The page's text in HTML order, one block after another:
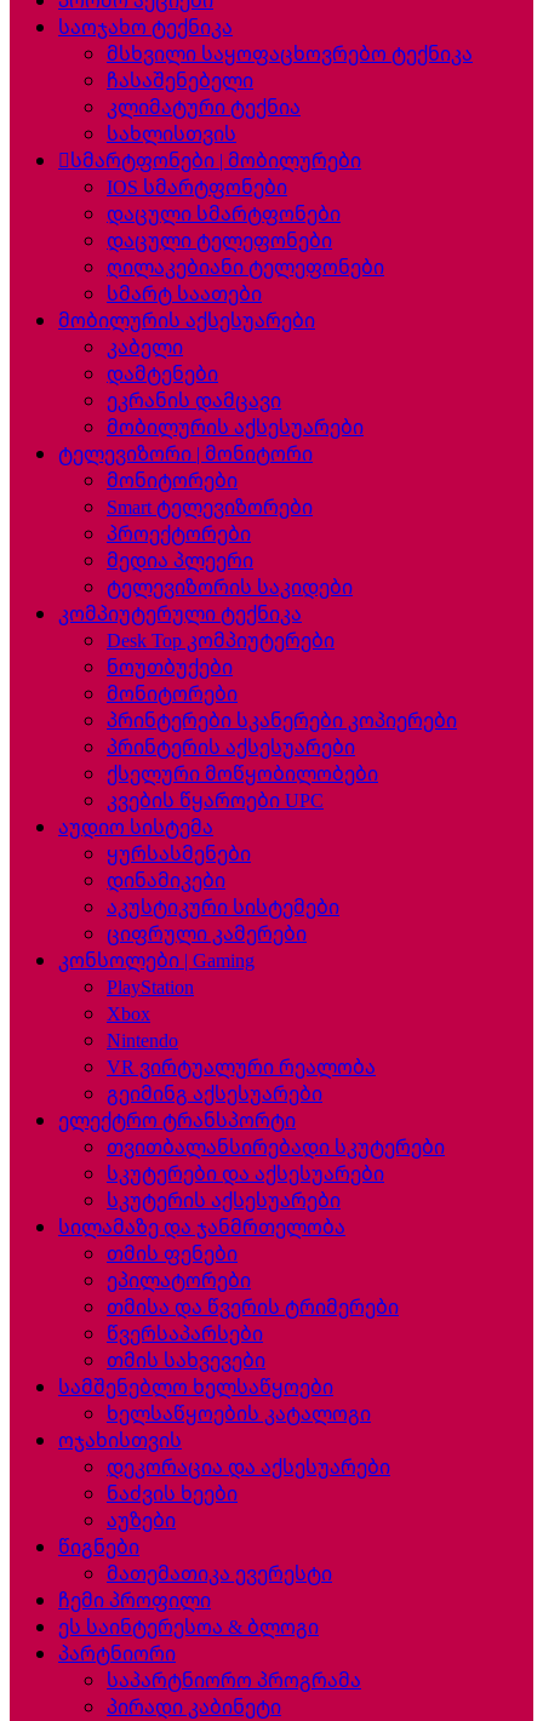
საოჯახო ტექნიკა
მსხვილი საყოფაცხოვრებო ტექნიკა
ჩასაშენებელი
კლიმატური ტექნია
სახლისთვის
სმარტფონები | მობილურები
IOS სმარტფონები
დაცული სმარტფონები
დაცული ტელეფონები
ღილაკებიანი ტელეფონები
სმარტ საათები
მობილურის აქსესუარები
კაბელი
დამტენები
ეკრანის დამცავი
მობილურის აქსესუარები
ტელევიზორი | მონიტორი
მონიტორები
Smart ტელევიზორები
პროექტორები
მედია პლეერი
ტელევიზორის საკიდები
კომპიუტერული ტექნიკა
Desk Top კომპიუტერები
ნოუთბუქები
მონიტორები
პრინტერები სკანერები კოპიერები
პრინტერის აქსესუარები
ქსელური მოწყობილობები
კვების წყაროები UPC
აუდიო სისტემა
ყურსასმენები
დინამიკები
აკუსტიკური სისტემები
ციფრული კამერები
კონსოლები | Gaming
PlayStation
Xbox
Nintendo
VR ვირტუალური რეალობა
გეიმინგ აქსესუარები
ელექტრო ტრანსპორტი
თვითბალანსირებადი სკუტერები
სკუტერები და აქსესუარები
სკუტერის აქსესუარები
სილამაზე და ჯანმრთელობა
თმის ფენები
ეპილატორები
თმისა და წვერის ტრიმერები
წვერსაპარსები
თმის სახვევები
სამშენებლო ხელსაწყოები
ხელსაწყოების კატალოგი
ოჯახისთვის
დეკორაცია და აქსესუარები
ნაძვის ხეები
აუზები
წიგნები
მათემათიკა ევერესტი
ჩემი პროფილი
ეს საინტერესოა & ბლოგი
პარტნიორი
საპარტნიორო პროგრამა
პირადი კაბინეტი